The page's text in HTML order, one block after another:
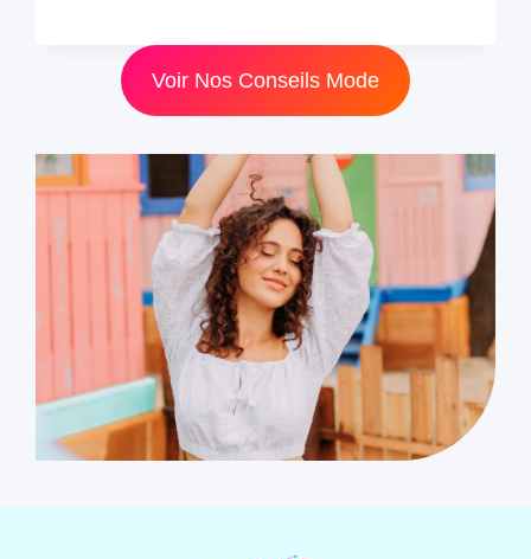
Voir Nos Conseils Mode